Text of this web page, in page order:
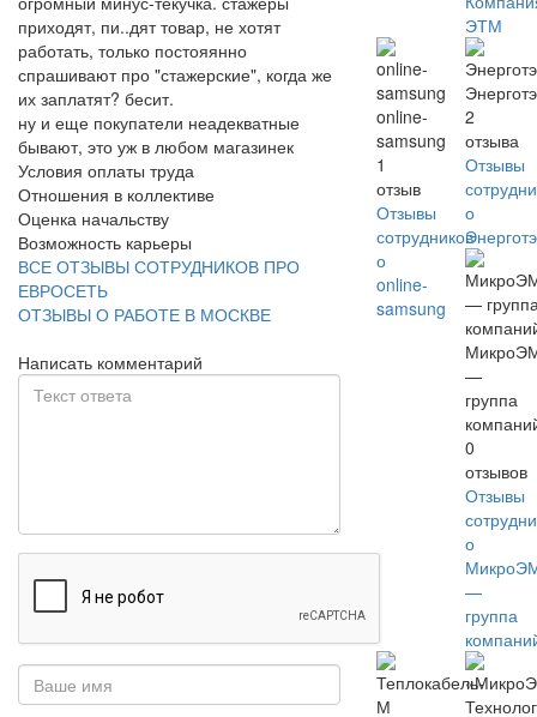
приходят, пи..дят товар, не хотят
работать, только постояянно
спрашивают про "стажерские", когда же
их заплатят? бесит.
ну и еще покупатели неадекватные
бывают, это уж в любом магазинек
Условия оплаты труда
Отношения в коллективе
Оценка начальству
Возможность карьеры
ВСЕ ОТЗЫВЫ СОТРУДНИКОВ ПРО
ЕВРОСЕТЬ
ОТЗЫВЫ О РАБОТЕ В МОСКВЕ
Написать комментарий
ЭТМ
online-
samsung
1
отзыв
Отзывы
сотрудников
о
online-
samsung
2
отзыва
Отзывы
о
—
группа
0
отзывов
Отзывы
о
—
группа